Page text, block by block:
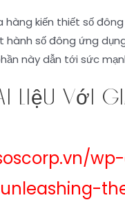
hàng kiến thiết số
số đông ứng
này dẫn tới sức
liệu với